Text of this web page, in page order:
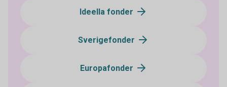
Ideella fonder
Sverigefonder
Europafonder